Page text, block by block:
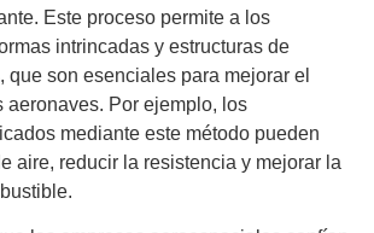
Este proceso permite a los
intrincadas y estructuras de
que son esenciales para mejorar el
aeronaves. Por ejemplo, los
mediante este método pueden
aire, reducir la resistencia y mejorar la